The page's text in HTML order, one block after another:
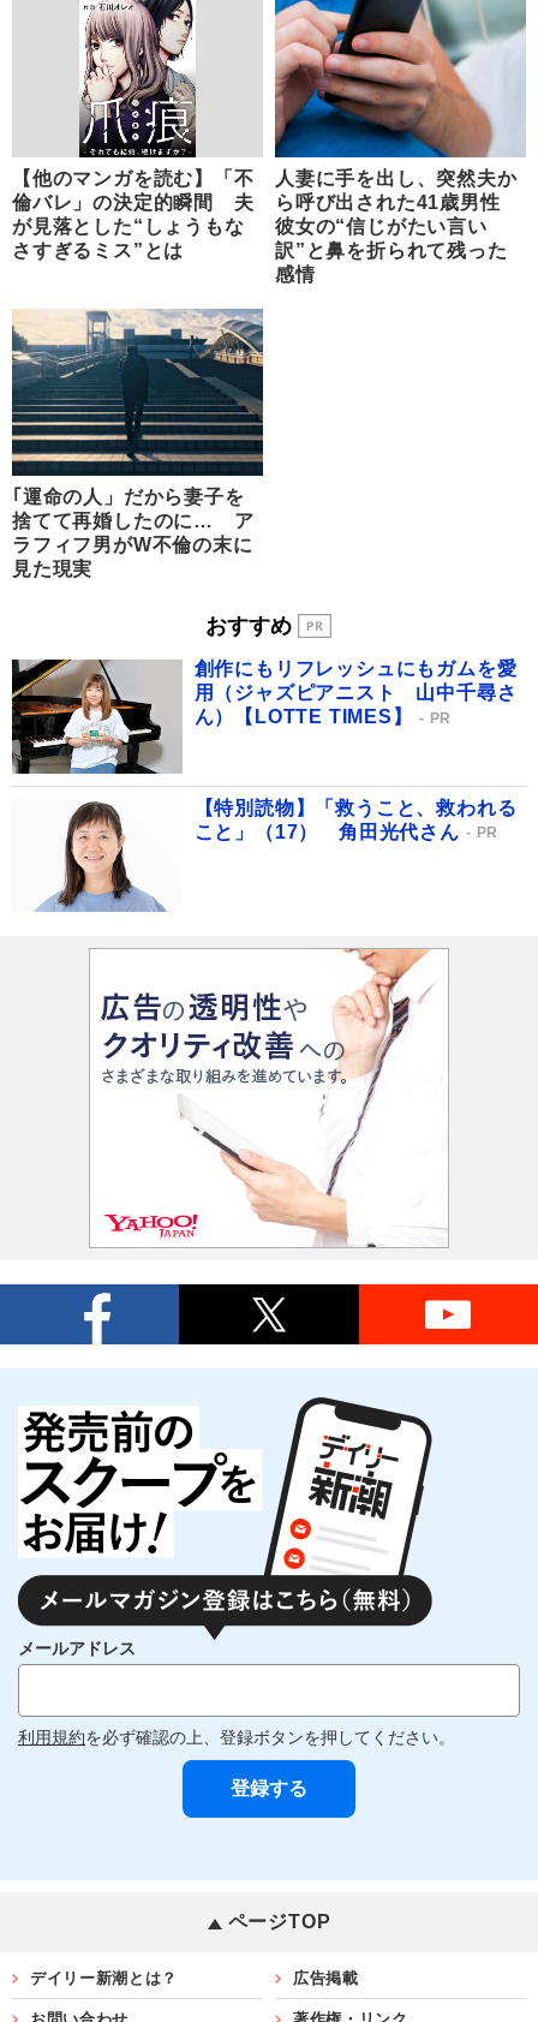
【他のマンガを読む】「不
倫バレ」の決定的瞬間 夫
が見落とした“しょうもな
さすぎるミス”とは
人妻に手を出し、突然夫か
ら呼び出された41歳男性
彼女の“信じがたい言い
訳”と鼻を折られて残った
感情
｢運命の人」だから妻子を
捨てて再婚したのに… ア
ラフィフ男がW不倫の末に
見た現実
おすすめ
創作にもリフレッシュにもガムを愛
用（ジャズピアニスト 山中千尋さ
ん）【LOTTE TIMES】
PR
【特別読物】「救うこと、救われる
こと」（17） 角田光代さん
PR
メールアドレス
利用規約を必ず確認の上、登録ボタンを押してください。
ページTOP
デイリー新潮とは？ 広告掲載